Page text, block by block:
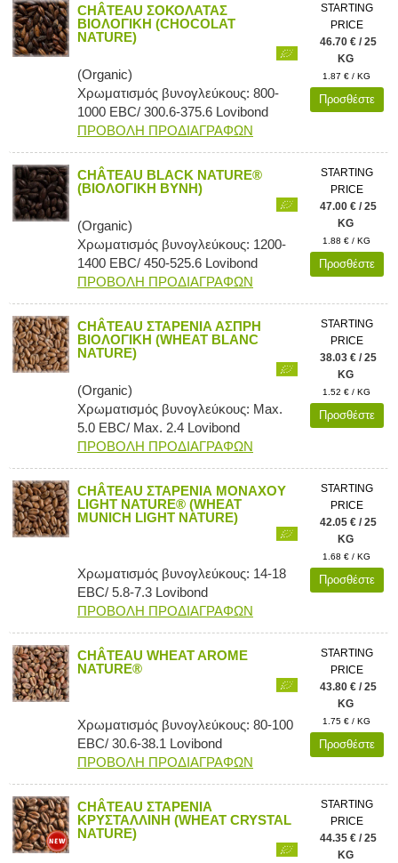
CHÂTEAU ΣΟΚΟΛΑΤΑΣ
ΒΙΟΛΟΓΙΚΗ (CHOCOLAT
NATURE)
(Organic)
Χρωματισμός βυνογλεύκους: 800-
1000 EBC/ 300.6-375.6 Lovibond
ΠΡΟΒΟΛΗ ΠΡΟΔΙΑΓΡΑΦΩΝ
STARTING
PRICE
46.70 € / 25
KG
1.87 € / KG
Προσθέστε
CHÂTEAU BLACK NATURE®
(ΒΙΟΛΟΓΙΚΗ ΒΥΝΗ)
(Organic)
Χρωματισμός βυνογλεύκους: 1200-
1400 EBC/ 450-525.6 Lovibond
ΠΡΟΒΟΛΗ ΠΡΟΔΙΑΓΡΑΦΩΝ
STARTING
PRICE
47.00 € / 25
KG
1.88 € / KG
Προσθέστε
CHÂTEAU ΣΤΑΡΕΝΙΑ ΑΣΠΡΗ
ΒΙΟΛΟΓΙΚΗ (WHEAT BLANC
NATURE)
(Organic)
Χρωματισμός βυνογλεύκους: Max.
5.0 EBC/ Max. 2.4 Lovibond
ΠΡΟΒΟΛΗ ΠΡΟΔΙΑΓΡΑΦΩΝ
STARTING
PRICE
38.03 € / 25
KG
1.52 € / KG
Προσθέστε
CHÂTEAU ΣΤΑΡΕΝΙΑ ΜΟΝΑΧΟΥ
LIGHT NATURE® (WHEAT
MUNICH LIGHT NATURE)
Χρωματισμός βυνογλεύκους: 14-18
EBC/ 5.8-7.3 Lovibond
ΠΡΟΒΟΛΗ ΠΡΟΔΙΑΓΡΑΦΩΝ
STARTING
PRICE
42.05 € / 25
KG
1.68 € / KG
Προσθέστε
CHÂTEAU WHEAT AROME
NATURE®
Χρωματισμός βυνογλεύκους: 80-100
EBC/ 30.6-38.1 Lovibond
ΠΡΟΒΟΛΗ ΠΡΟΔΙΑΓΡΑΦΩΝ
STARTING
PRICE
43.80 € / 25
KG
1.75 € / KG
Προσθέστε
CHÂTEAU ΣΤΑΡΕΝΙΑ
ΚΡΥΣΤΑΛΛΙΝΗ (WHEAT CRYSTAL
NATURE)
STARTING
PRICE
44.35 € / 25
KG